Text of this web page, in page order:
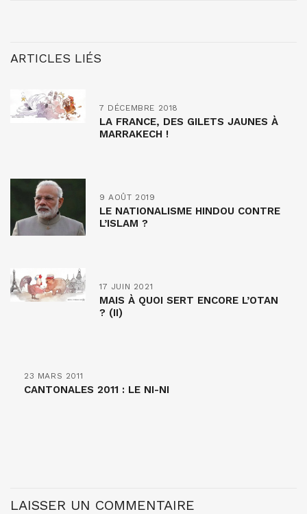
ARTICLES LIÉS
7 DÉCEMBRE 2018
LA FRANCE, DES GILETS JAUNES À
MARRAKECH !
9 AOÛT 2019
LE NATIONALISME HINDOU CONTRE
L’ISLAM ?
17 JUIN 2021
MAIS À QUOI SERT ENCORE L’OTAN
? (II)
23 MARS 2011
CANTONALES 2011 : LE NI-NI
LAISSER UN COMMENTAIRE